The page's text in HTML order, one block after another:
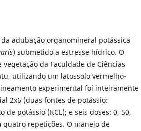
adubação organomineral potássica
) submetido a estresse hídrico. O
da Faculdade de Ciências
utilizando um latossolo vermelho-
experimental foi inteiramente
2x6 (duas fontes de potássio:
potássio (KCL); e seis doses: 0, 50,
quatro repetições. O manejo de